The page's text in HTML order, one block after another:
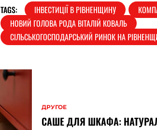
TAGS: ІНВЕСТИЦІЇ В РІВНЕНЩИНУ
НОВИЙ ГОЛОВА РОДА ВІТАЛІЙ КОВАЛЬ
СІЛЬСЬКОГОСПОДАРСЬКИЙ РИНОК НА
ДРУГОЕ
САШЕ ДЛЯ ШКАФА: